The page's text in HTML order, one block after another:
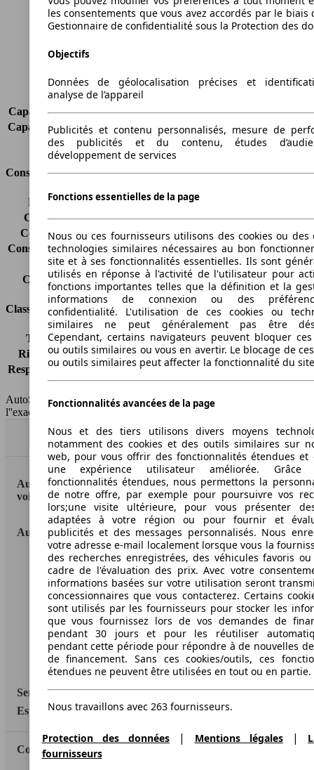
Largeur
1832 mm
Empattement
2755 mm
Charge maximale
Sièges
2
Charge sur toit
Capacité de remorquage (sans freins) -
Capacité de remorquage (avec freins) 1000 kg
Volume du coffre
-
Consommation
Émissions de CO2*
133 g/km (komb.)
Consommation (ville)
6.5 l/100km
Consommation (route)
4.2 l/100km
Consommation (combinée)* 5.0 l/100km
Classe d'émissions
Euro 5
Capacité du réservoir
60 l
Classes d'assurance
Tous risques
-
Risques partiels
-
Responsabilité civile -
HSN/TSN
n.c./263ZXL11
AutoScout24 France SAS décline toute responsabilité concernant
l''exactitude des indications fournies.
Haut
AutoScout24: la plus grande plateforme en ligne de
voitures en Europe
AutoScout24
A propos d'AutoScout24
Conditions d'utilisation
Informations légales
Protection des données
Accessibility Statement
Service
Espace Pro
Contact
les consentements que vous avez accordés par le biais
Gestionnaire de confidentialité sous la Protection des
Objectifs
Données de géolocalisation précises et
analyse de l’appareil
Publicités et contenu personnalisés, mesure de
des publicités et du contenu, études
développement de services
Fonctions essentielles de la page
Nous ou ces fournisseurs utilisons des cookies ou des
technologies similaires nécessaires au bon
site et à ses fonctionnalités essentielles. Ils sont
utilisés en réponse à l'activité de l'utilisateur pour
fonctions importantes telles que la définition et la
informations de connexion ou des
confidentialité. L'utilisation de ces cookies ou
similaires ne peut généralement pas être
Cependant, certains navigateurs peuvent bloquer ces
ou outils similaires ou vous en avertir. Le blocage de
ou outils similaires peut affecter la fonctionnalité du
Fonctionnalités avancées de la page
Nous et des tiers utilisons divers moyens
notamment des cookies et des outils similaires sur
web, pour vous offrir des fonctionnalités étendues et
une expérience utilisateur améliorée.
fonctionnalités étendues, nous permettons la
de notre offre, par exemple pour poursuivre vos
lors;une visite ultérieure, pour vous présenter
adaptées à votre région ou pour fournir et
publicités et des messages personnalisés. Nous
votre adresse e-mail localement lorsque vous la
des recherches enregistrées, des véhicules favoris
cadre de l'évaluation des prix. Avec votre
informations basées sur votre utilisation seront
concessionnaires que vous contacterez. Certains
sont utilisés par les fournisseurs pour stocker les
que vous fournissez lors de vos demandes de
pendant 30 jours et pour les réutiliser
pendant cette période pour répondre à de nouvelles
de financement. Sans ces cookies/outils, ces
étendues ne peuvent être utilisées en tout ou en partie.
Nous travaillons avec 263 fournisseurs.
Protection des données | Mentions légales|
fournisseurs